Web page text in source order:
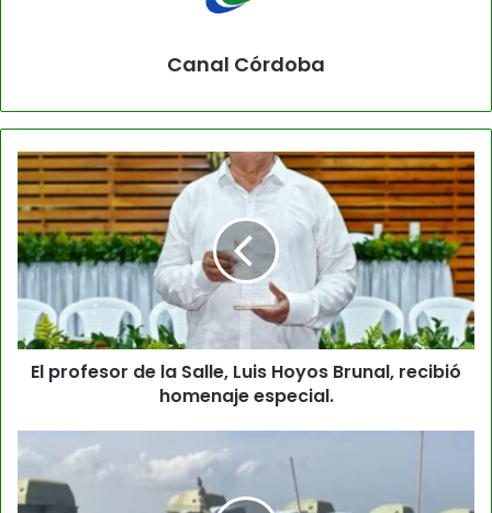
Canal Córdoba
El profesor de la Salle, Luis Hoyos Brunal, recibió
homenaje especial.